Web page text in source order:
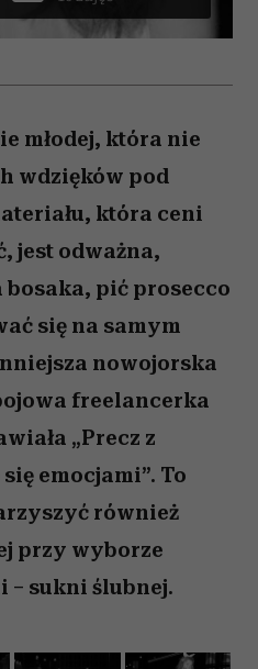
młodej, która nie
wdzięków pod
która ceni
jest odważna,
pić prosecco
się na samym
nowojorska
freelancerka
„Precz z
emocjami”. To
również
przy wyborze
– sukni ślubnej.